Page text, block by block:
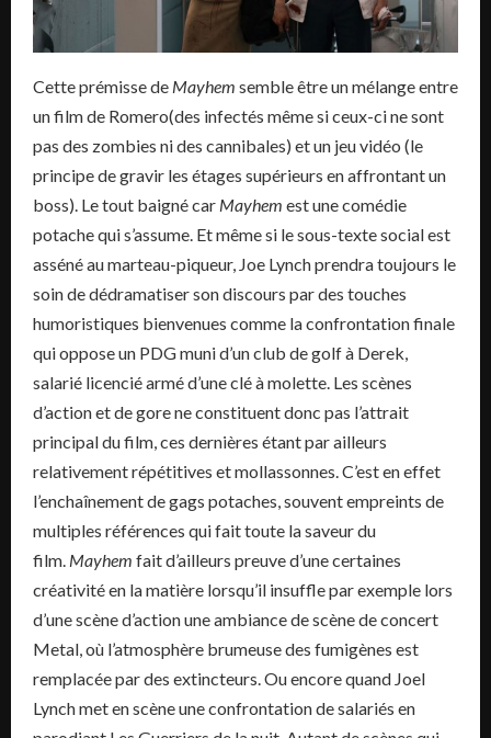
Cette prémisse de Mayhem semble être un mélange entre
un film de Romero(des infectés même si ceux-ci ne sont
pas des zombies ni des cannibales) et un jeu vidéo (le
principe de gravir les étages supérieurs en affrontant un
boss). Le tout baigné car Mayhem est une comédie
potache qui s’assume. Et même si le sous-texte social est
asséné au marteau-piqueur, Joe Lynch prendra toujours le
soin de dédramatiser son discours par des touches
humoristiques bienvenues comme la confrontation finale
qui oppose un PDG muni d’un club de golf à Derek,
salarié licencié armé d’une clé à molette. Les scènes
d’action et de gore ne constituent donc pas l’attrait
principal du film, ces dernières étant par ailleurs
relativement répétitives et mollassonnes. C’est en effet
l’enchaînement de gags potaches, souvent empreints de
multiples références qui fait toute la saveur du
film. Mayhem fait d’ailleurs preuve d’une certaines
créativité en la matière lorsqu’il insuffle par exemple lors
d’une scène d’action une ambiance de scène de concert
Metal, où l’atmosphère brumeuse des fumigènes est
remplacée par des extincteurs. Ou encore quand Joel
Lynch met en scène une confrontation de salariés en